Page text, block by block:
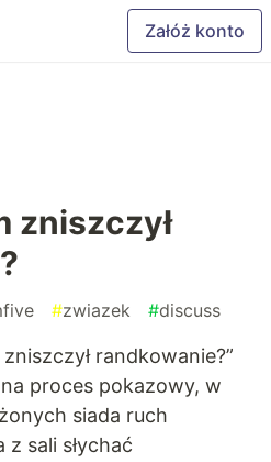
Załóż konto
zniszczył
#zwiazek #discuss
randkowanie?”
proces pokazowy, w
siada ruch
sali słychać